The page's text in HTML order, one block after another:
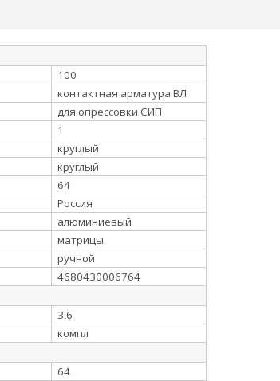
100
контактная арматура ВЛ
для опрессовки СИП
1
круглый
круглый
64
Россия
алюминиевый
матрицы
ручной
4680430006764
3,6
компл
64